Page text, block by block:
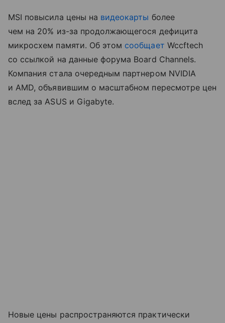
MSI повысила цены на видеокарты более
чем на 20% из-за продолжающегося дефицита
микросхем памяти. Об этом сообщает Wccftech
со ссылкой на данные форума Board Channels.
Компания стала очередным партнером NVIDIA
и AMD, объявившим о масштабном пересмотре цен
вслед за ASUS и Gigabyte.
Новые цены распространяются практически